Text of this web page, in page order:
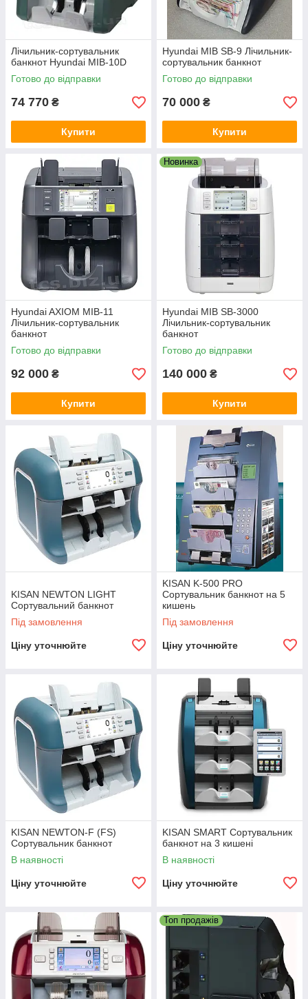
Лічильник-сортувальник
банкнот Hyundai MIB-10D
Готово до відправки
74 770 ₴
Купити
Hyundai MIB SB-9 Лічильник-
сортувальник банкнот
Готово до відправки
70 000 ₴
Купити
Hyundai AXIOM MIB-11
Лічильник-сортувальник
банкнот
Готово до відправки
92 000 ₴
Купити
Новинка
Hyundai MIB SB-3000
Лічильник-сортувальник
банкнот
Готово до відправки
140 000 ₴
Купити
KISAN NEWTON LIGHT
Сортувальний банкнот
Під замовлення
Ціну уточнюйте
KISAN K-500 PRO
Сортувальник банкнот на 5
кишень
Під замовлення
Ціну уточнюйте
KISAN NEWTON-F (FS)
Сортувальник банкнот
В наявності
Ціну уточнюйте
KISAN SMART Сортувальник
банкнот на 3 кишені
В наявності
Ціну уточнюйте
Топ продажів